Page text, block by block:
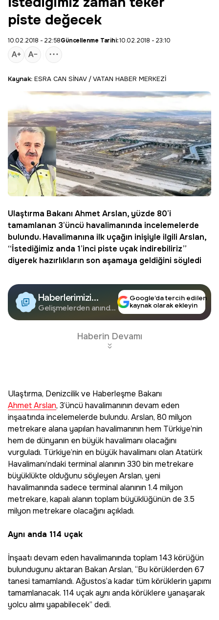
piste değecek
10.02.2018 - 22:58Güncellenme Tarihi:10.02.2018 - 23:10
Kaynak: ESRA CAN SİNAV / VATAN HABER MERKEZİ
Ulaştırma Bakanı Ahmet Arslan, yüzde 80’i
tamamlanan 3’üncü havalimanında incelemelerde
bulundu. Havalimanına ilk uçağın inişiyle ilgili Arslan,
“İstediğimiz anda 1’inci piste uçak indirebiliriz”
diyerek hazırlıkların son aşamaya geldiğini söyledi
Haberlerimizi
Google'da Takip
Edin
Gelişmelerden anında
Google’da tercih edilen
kaynak olarak ekleyin
Haberin Devamı
Ulaştırma, Denizcilik ve Haberleşme Bakanı
Ahmet Arslan, 3’üncü havalimanının devam eden
inşaatında incelemelerde bulundu. Arslan, 80 milyon
metrekare alana yapılan havalimanının hem Türkiye’nin
hem de dünyanın en büyük havalimanı olacağını
vurguladı. Türkiye’nin en büyük havalimanı olan Atatürk
Havalimanı’ndaki terminal alanının 330 bin metrekare
büyüklükte olduğunu söyleyen Arslan, yeni
havalimanında sadece terminal alanının 1.4 milyon
metrekare, kapalı alanın toplam büyüklüğünün de 3.5
milyon metrekare olacağını açıkladı.
Aynı anda 114 uçak
İnşaatı devam eden havalimanında toplam 143 körüğün
bulundugunu aktaran Bakan Arslan, “Bu körüklerden 67
tanesi tamamlandı. Ağustos’a kadar tüm körüklerin yapımı
tamamlanacak. 114 uçak aynı anda körüklere yanaşarak
yolcu alımı yapabilecek” dedi.